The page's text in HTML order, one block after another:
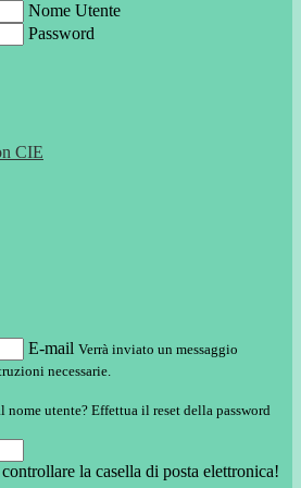
Nome Utente
Password
CIE
E-mail Verrà inviato un messaggio
necessarie.
nome utente? Effettua il reset della password
la casella di posta elettronica!